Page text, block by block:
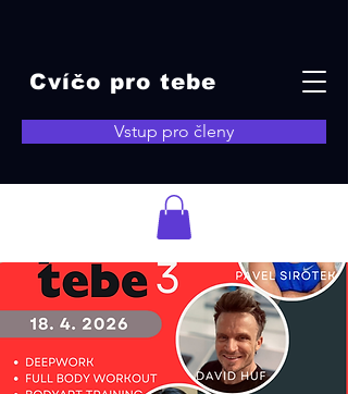
Cvíčo pro tebe
Vstup pro členy